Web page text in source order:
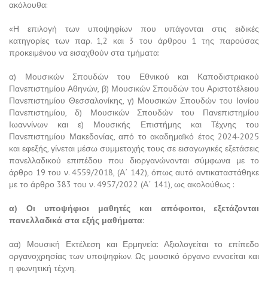
ακόλουθα:
«Η επιλογή των υποψηφίων που υπάγονται στις ειδικές
κατηγορίες των παρ. 1,2 και 3 του άρθρου 1 της παρούσας
προκειμένου να εισαχθούν στα τμήματα:
α) Μουσικών Σπουδών του Εθνικού και Καποδιστριακού
Πανεπιστημίου Αθηνών, β) Μουσικών Σπουδών του Αριστοτέλειου
Πανεπιστημίου Θεσσαλονίκης, γ) Μουσικών Σπουδών του Ιονίου
Πανεπιστημίου, δ) Μουσικών Σπουδών του Πανεπιστημίου
Ιωαννίνων και ε) Μουσικής Επιστήμης και Τέχνης του
Πανεπιστημίου Μακεδονίας, από το ακαδημαϊκό έτος 2024-2025
και εφεξής, γίνεται μέσω συμμετοχής τους σε εισαγωγικές εξετάσεις
πανελλαδικού επιπέδου που διοργανώνονται σύμφωνα με το
άρθρο 19 του ν. 4559/2018, (Α΄ 142), όπως αυτό αντικαταστάθηκε
με το άρθρο 383 του ν. 4957/2022 (Α΄ 141), ως ακολούθως :
α) Οι υποψήφιοι μαθητές και απόφοιτοι, εξετάζονται
πανελλαδικά στα εξής μαθήματα:
αα) Μουσική Εκτέλεση και Ερμηνεία: Αξιολογείται το επίπεδο
οργανοχρησίας των υποψηφίων. Ως μουσικό όργανο εννοείται και
η φωνητική τέχνη.